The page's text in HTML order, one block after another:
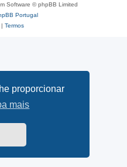
proporcionar
mais
Software © phpBB Limited
Portugal
| Termos